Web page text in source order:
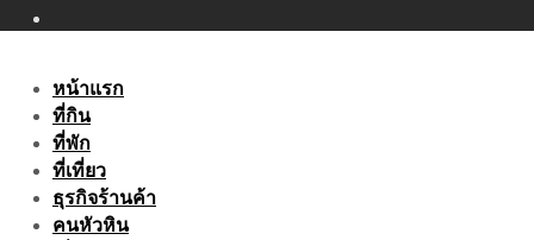
หน้าแรก
ที่กิน
ที่พัก
ที่เที่ยว
ธุรกิจร้านค้า
คนหัวหิน